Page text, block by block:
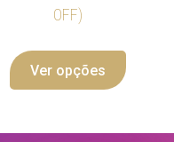
OFF)
Ver opções